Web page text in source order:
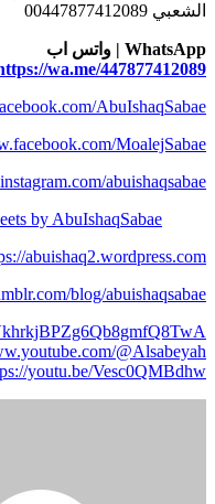
الشعبي 00447877412089
WhatsApp | واتس اب
wa.me/447877412089
AbuIshaqSabae
MoalejSabae
abuishaqsabae
by AbuIshaqSabae
abuishaq2.wordpress.com
blog/abuishaqsabae
@Alsabeyah
youtu.be/Vesc0QMBdhw